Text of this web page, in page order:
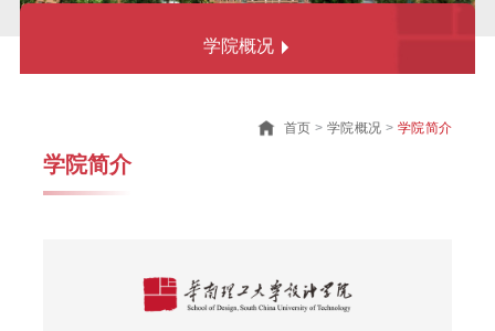
学院概况
学院标识
首页 >学院概况 > 学院简介
学院简介